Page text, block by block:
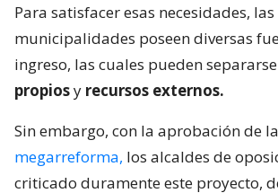
Para satisfacer esas necesidades, las
municipalidades poseen diversas
ingreso, las cuales pueden
propiosy recursos externos.
Sin embargo, con la aprobación de la
megarreforma, los alcaldes de
criticado duramente este proyecto,